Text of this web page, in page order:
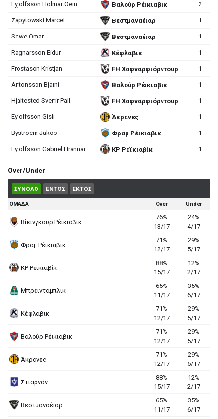
Eyjolfsson Holmar Oern Βαλούρ Ρέικιαβικ 2
Zapytowski Marcel Βεστμαναέιαρ 1
Sowe Omar Βεστμαναέιαρ 1
Ragnarsson Eidur Κέφλαβικ 1
Frostason Kristjan FH Χαφναρφιόρντουρ 1
Antonsson Bjarni Βαλούρ Ρέικιαβικ 1
Hjaltested Sverrir Pall FH Χαφναρφιόρντουρ 1
Eyjolfsson Gisli Άκρανες 1
Bystroem Jakob Φραμ Ρέικιαβικ 1
Eyjolfsson Gabriel Hrannar ΚΡ Ρεϊκιαβίκ 1
Over/Under
ΣΥΝΟΛΟ ΕΝΤΟΣ ΕΚΤΟΣ
ΟΜΑΔΑ Over Under
Βίκινγκουρ Ρέικιαβικ
76%
13/17
24%
4/17
Φραμ Ρέικιαβικ
71%
12/17
29%
5/17
ΚΡ Ρεϊκιαβίκ
88%
15/17
12%
2/17
Μπρέινταμπλικ
65%
11/17
35%
6/17
Κέφλαβικ
71%
12/17
29%
5/17
Βαλούρ Ρέικιαβικ
71%
12/17
29%
5/17
Άκρανες
71%
12/17
29%
5/17
Στιαρνάν
88%
15/17
12%
2/17
Βεστμαναέιαρ
65%
11/17
35%
6/17